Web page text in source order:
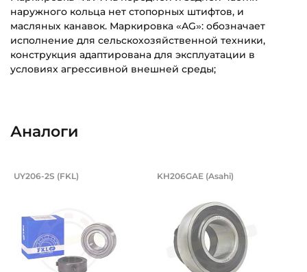
наружного кольца нет стопорных штифтов, и
масляных канавок. Маркировка «AG»: обозначает
исполнение для сельскохозяйственной техники,
конструкция адаптирована для эксплуатации в
условиях агрессивной внешней среды;
Наружный диаметр (D):
Ширина внутреннего кольца (B):
Ширина наружного кольца (С):
18 мм
Ширина в сборе (Монтажная):
Категория:
Аналоги
Подшипник 30х62х35,7/18 мм,
UY206-2S (FKL) Подшипник
KH206GAE (Asahi)